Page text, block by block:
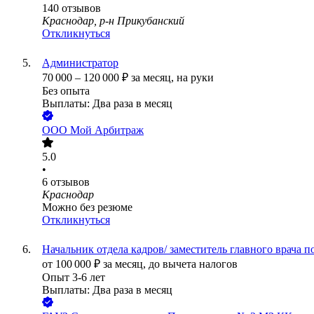
140 отзывов
Краснодар, р-н Прикубанский
Откликнуться
Администратор
70 000 – 120 000 ₽ за месяц, на руки
Без опыта
Выплаты: Два раза в месяц
ООО Мой Арбитраж
5.0
•
6 отзывов
Краснодар
Можно без резюме
Откликнуться
Начальник отдела кадров/ заместитель главного врача
от 100 000 ₽ за месяц, до вычета налогов
Опыт 3-6 лет
Выплаты: Два раза в месяц